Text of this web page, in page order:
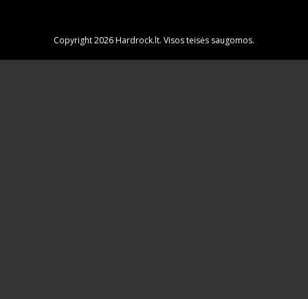
Copyright 2026 Hardrock.lt. Visos teisės saugomos.